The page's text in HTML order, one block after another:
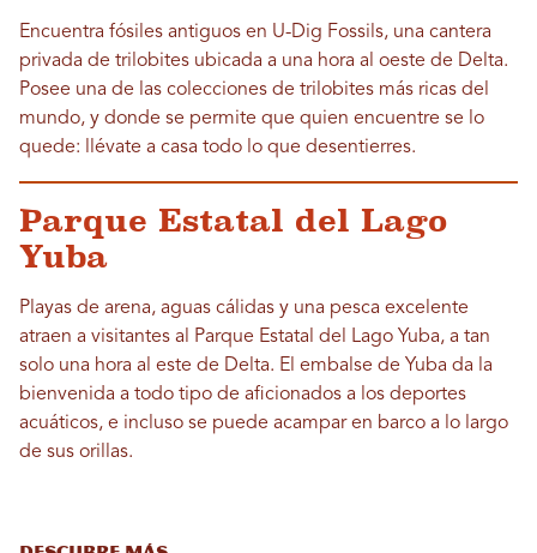
Encuentra fósiles antiguos en U-Dig Fossils, una cantera
privada de trilobites ubicada a una hora al oeste de Delta.
Posee una de las colecciones de trilobites más ricas del
mundo, y donde se permite que quien encuentre se lo
quede: llévate a casa todo lo que desentierres.
Parque Estatal del Lago
Yuba
Playas de arena, aguas cálidas y una pesca excelente
atraen a visitantes al Parque Estatal del Lago Yuba, a tan
solo una hora al este de Delta. El embalse de Yuba da la
bienvenida a todo tipo de aficionados a los deportes
acuáticos, e incluso se puede acampar en barco a lo largo
de sus orillas.